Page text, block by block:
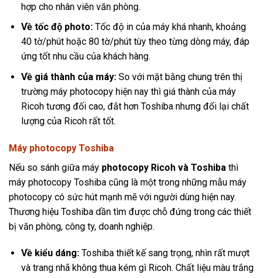
hợp cho nhân viên văn phòng.
Về tốc độ photo:Tốc độ in của máy khá nhanh, khoảng
40 tờ/phút hoặc 80 tờ/phút tùy theo từng dòng máy, đáp
ứng tốt nhu cầu của khách hàng.
Về giá thành của máy:So với mặt bằng chung trên thị
trường máy photocopy hiện nay thì giá thành của máy
Ricoh tương đối cao, đắt hơn Toshiba nhưng đổi lại chất
lượng của Ricoh rất tốt.
Máy photocopy Toshiba
Nếu so sánh giữa máy photocopy Ricoh và Toshiba thì
máy photocopy Toshiba cũng là một trong những mẫu máy
photocopy có sức hút mạnh mẽ với người dùng hiện nay.
Thương hiệu Toshiba dần tìm được chỗ đứng trong các thiết
bị văn phòng, công ty, doanh nghiệp.
Về kiểu dáng: Toshiba thiết kế sang trọng, nhìn rất mượt
và trang nhã không thua kém gì Ricoh. Chất liệu màu trắng